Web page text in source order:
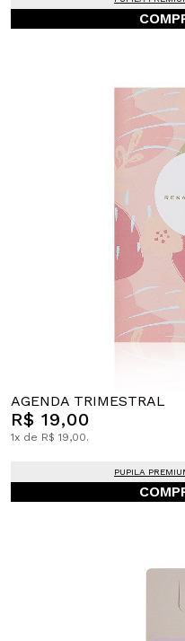
AGENDA TRIMESTRAL
R$ 19,00
1x de R$ 19,00.
PUPILA